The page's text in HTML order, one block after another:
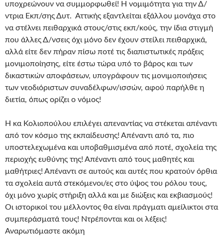
υποχρεώνουν να συμμορφωθεί! Η νομιμότητα για την Δ/
ντρια Εκπ/σης Δυτ. Αττικής εξαντλείται εξάλλου μονάχα στο
να στέλνει πειθαρχικά στους/στις εκπ/κούς, την ίδια στιγμή
που άλλες Δ/νσεις όχι μόνο δεν έχουν στείλει πειθαρχικά,
αλλά είτε δεν πήραν πίσω ποτέ τις διαπιστωτικές πράξεις
μονιμοποίησης, είτε έστω τώρα υπό το βάρος και των
δικαστικών αποφάσεων, υπογράφουν τις μονιμοποιήσεις
των νεοδιόριστων συναδέλφων/ισσών, αφού παρήλθε η
διετία, όπως ορίζει ο νόμος!
Η κα Κολιοπούλου επιλέγει απεναντίας να στέκεται απέναντι
από τον κόσμο της εκπαίδευσης! Απέναντι από τα, πιο
υποστελεχωμένα και υποβαθμισμένα από ποτέ, σχολεία της
περιοχής ευθύνης της! Απέναντι από τους μαθητές και
μαθήτριες! Απέναντι σε αυτούς και αυτές που κρατούν όρθια
τα σχολεία αυτά στεκόμενοι/ες στο ύψος του ρόλου τους,
όχι μόνο χωρίς στήριξη αλλά και με διώξεις και εκβιασμούς!
Οι ιστορικοί του μέλλοντος θα είναι πράγματι αμείλικτοι στα
συμπεράσματά τους! Ντρέπονται και οι λέξεις!
Αναρωτιόμαστε ακόμη